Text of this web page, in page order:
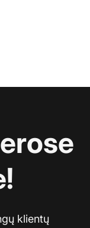
klientų